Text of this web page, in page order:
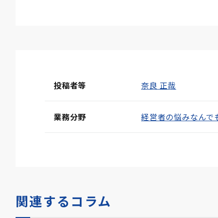
投稿者等 奈良 正哉
業務分野 経営者の悩みなんで
関連するコラム